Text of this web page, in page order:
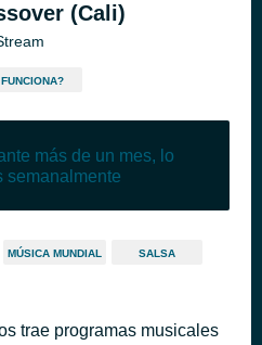
(Cali)
más de un mes, lo
semanalmente
MÚSICA MUNDIAL SALSA
trae programas musicales